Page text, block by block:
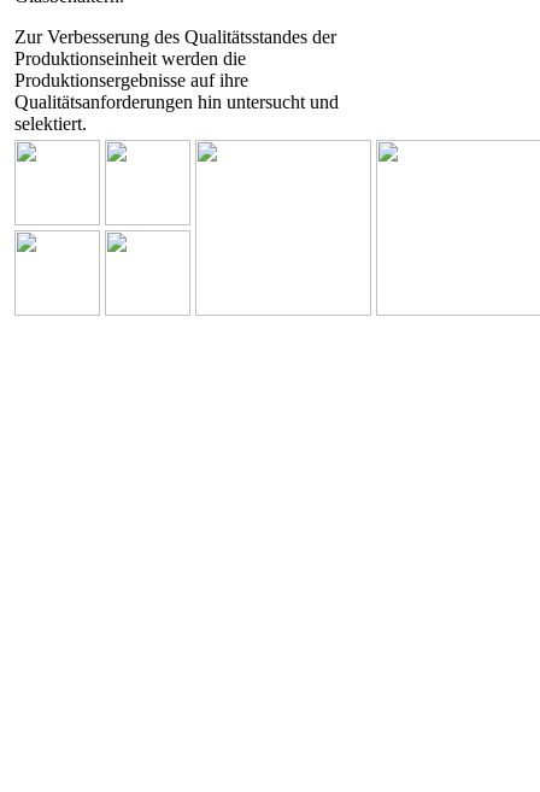
Zur Verbesserung des Qualitätsstandes der
Produktionseinheit werden die
Produktionsergebnisse auf ihre
Qualitätsanforderungen hin untersucht und
selektiert.